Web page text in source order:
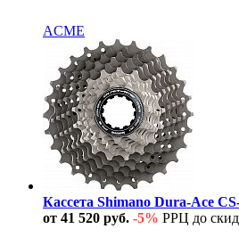
ACME
Кассета Shimano Dura-Ace
от 41 520 руб. -5% РРЦ до